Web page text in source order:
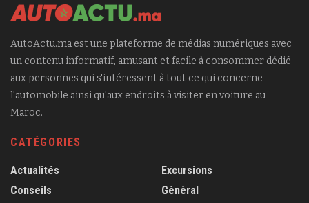
AutoActu.ma est une plateforme de médias numériques avec
un contenu informatif, amusant et facile à consommer dédié
aux personnes qui s'intéressent à tout ce qui concerne
l'automobile ainsi qu'aux endroits à visiter en voiture au
Maroc.
CATÉGORIES
Actualités
Conseils
Excursions
Général